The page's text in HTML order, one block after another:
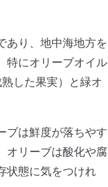
あり、地中海地方を
特にオリーブオイル
した果実）と緑オ
ブは鮮度が落ちやす
オリーブは酸化や腐
状態に気をつけれ